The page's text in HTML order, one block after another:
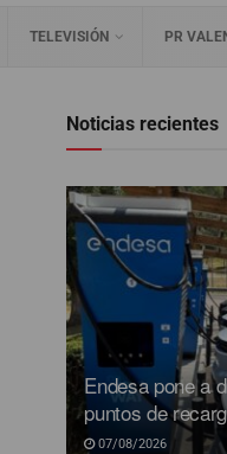
TELEVISIÓN PR
Noticias recientes
Endesa pone a
puntos de
07/08/2026